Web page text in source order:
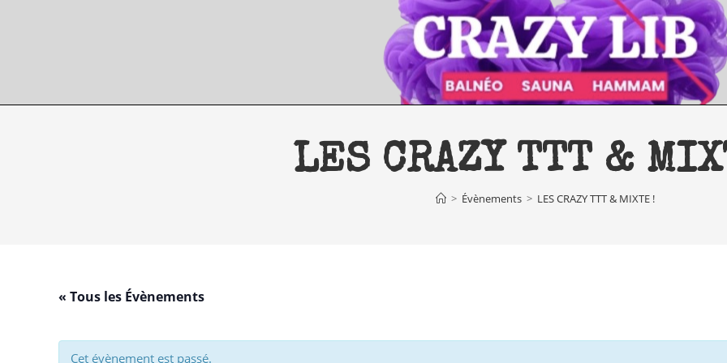
LES CRAZY TTT &
> Évènements > LES CRAZY TTT & MIXTE !
« Tous les Évènements
Cet évènement est passé.